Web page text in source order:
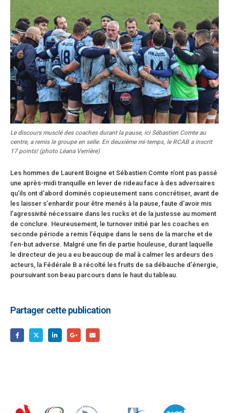
Le discours musclé des coaches durant la pause, ici Sébastien Comte au
centre, a remis le groupe en selle. En deuxième mi-temps, le RCAB a inscrit
17 points! (photo Léana Verrière)
Les hommes de Laurent Boigne et Sébastien Comte n’ont pas passé
une après-midi tranquille en lever de rideau face à des adversaires
qu’ils ont d’abord dominés copieusement sans concrétiser, avant de
les laisser s’enhardir pour être menés à la pause, faute d’avoir mis
l’agressivité nécessaire dans les rucks et de la justesse au moment
de conclure. Heureusement, le turnover initié par les coaches en
seconde période a remis l’équipe dans le sens de la marche et de
l’en-but adverse. Malgré une fin de partie houleuse, durant laquelle
le directeur de jeu a eu beaucoup de mal à calmer les ardeurs des
acteurs, la Fédérale B a récolté les fruits de sa débauche d’énergie,
poursuivant son beau parcours dans le haut du tableau.
Partager cette publication